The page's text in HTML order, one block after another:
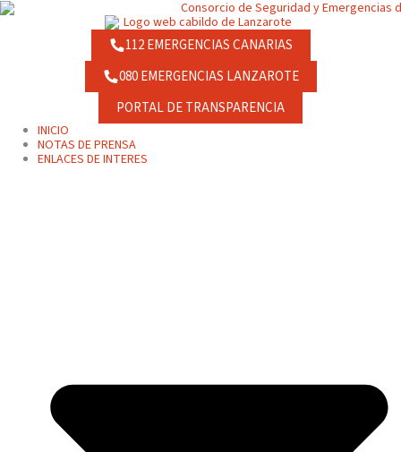
contenido
Ir
al
112 EMERGENCIAS CANARIAS
080 EMERGENCIAS LANZAROTE
PORTAL DE TRANSPARENCIA
INICIO
NOTAS DE PRENSA
ENLACES DE INTERES